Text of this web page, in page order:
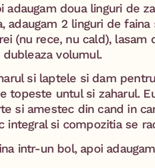
doua linguri de
adaugam 2 linguri de faina
(nu rece, nu cald), lasam
volumul.
si laptele si dam
topeste untul si zaharul.
si amestec din cand in
si compozitia se
intr-un bol, apoi